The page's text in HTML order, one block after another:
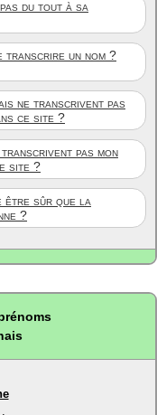
du tout à sa
transcrire un nom ?
ne transcrivent pas
ce site ?
pas mon
site ?
être sûr que la
?